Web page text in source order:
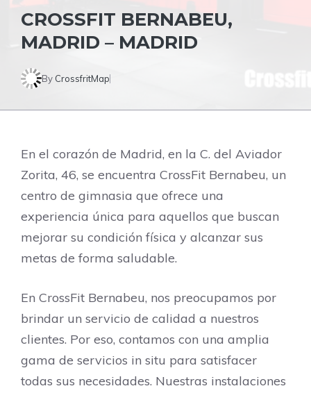
CROSSFIT BERNABEU,
MADRID – MADRID
By CrossfritMap
En el corazón de Madrid, en la C. del Aviador
Zorita, 46, se encuentra CrossFit Bernabeu, un
centro de gimnasia que ofrece una
experiencia única para aquellos que buscan
mejorar su condición física y alcanzar sus
metas de forma saludable.
En CrossFit Bernabeu, nos preocupamos por
brindar un servicio de calidad a nuestros
clientes. Por eso, contamos con una amplia
gama de servicios in situ para satisfacer
todas sus necesidades. Nuestras instalaciones